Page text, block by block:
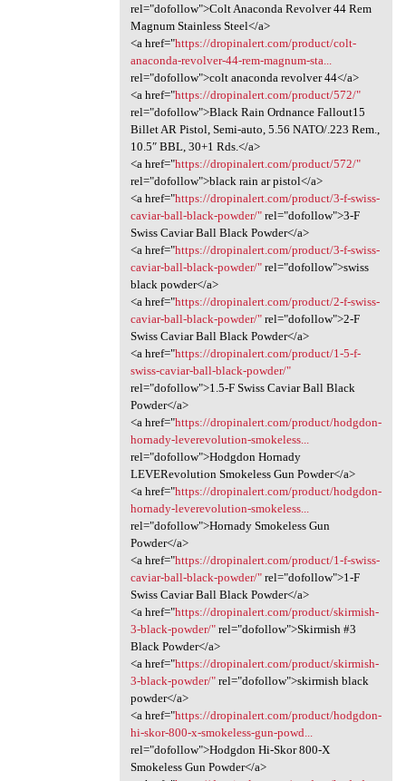
rel="dofollow">Colt Anaconda Revolver 44 Rem
Magnum Stainless Steel</a>
<a href="https://dropinalert.com/product/colt-
anaconda-revolver-44-rem-magnum-sta...
rel="dofollow">colt anaconda revolver 44</a>
<a href="https://dropinalert.com/product/572/"
rel="dofollow">Black Rain Ordnance Fallout15
Billet AR Pistol, Semi-auto, 5.56 NATO/.223 Rem.,
10.5″ BBL, 30+1 Rds.</a>
<a href="https://dropinalert.com/product/572/"
rel="dofollow">black rain ar pistol</a>
<a href="https://dropinalert.com/product/3-f-swiss-
caviar-ball-black-powder/"rel="dofollow">3-F
Swiss Caviar Ball Black Powder</a>
<a href="https://dropinalert.com/product/3-f-swiss-
caviar-ball-black-powder/"rel="dofollow">swiss
black powder</a>
<a href="https://dropinalert.com/product/2-f-swiss-
caviar-ball-black-powder/"rel="dofollow">2-F
Swiss Caviar Ball Black Powder</a>
<a href="https://dropinalert.com/product/1-5-f-
swiss-caviar-ball-black-powder/"
rel="dofollow">1.5-F Swiss Caviar Ball Black
Powder</a>
<a href="https://dropinalert.com/product/hodgdon-
hornady-leverevolution-smokeless...
rel="dofollow">Hodgdon Hornady
LEVERevolution Smokeless Gun Powder</a>
<a href="https://dropinalert.com/product/hodgdon-
hornady-leverevolution-smokeless...
rel="dofollow">Hornady Smokeless Gun
Powder</a>
<a href="https://dropinalert.com/product/1-f-swiss-
caviar-ball-black-powder/"rel="dofollow">1-F
Swiss Caviar Ball Black Powder</a>
<a href="https://dropinalert.com/product/skirmish-
3-black-powder/"rel="dofollow">Skirmish #3
Black Powder</a>
<a href="https://dropinalert.com/product/skirmish-
3-black-powder/"rel="dofollow">skirmish black
powder</a>
<a href="https://dropinalert.com/product/hodgdon-
hi-skor-800-x-smokeless-gun-powd...
rel="dofollow">Hodgdon Hi-Skor 800-X
Smokeless Gun Powder</a>